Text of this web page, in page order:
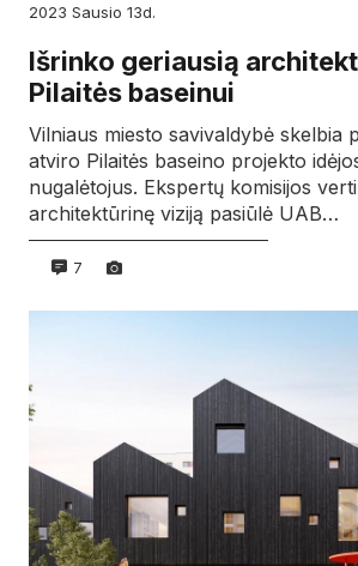
2023
sausio 13d.
Išrinko geriausią
Pilaitės baseinui
Vilniaus miesto savivaldybė skelbia
atviro Pilaitės baseino projekto
nugalėtojus. Ekspertų komisijos
architektūrinę viziją pasiūlė UAB…
7